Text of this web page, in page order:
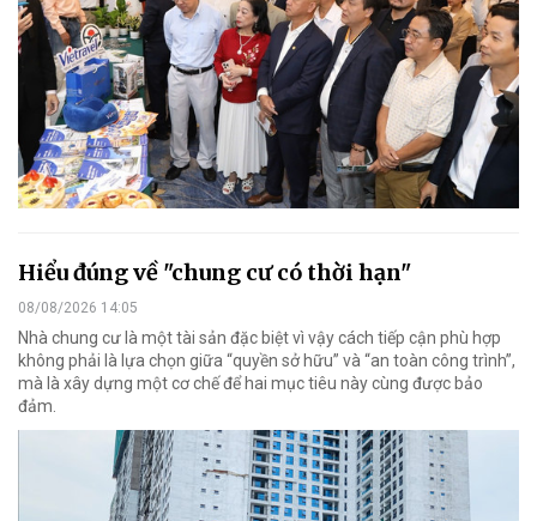
Hiểu đúng về "chung cư có thời hạn"
08/08/2026 14:05
Nhà chung cư là một tài sản đặc biệt vì vậy cách tiếp cận phù hợp
không phải là lựa chọn giữa “quyền sở hữu” và “an toàn công trình”,
mà là xây dựng một cơ chế để hai mục tiêu này cùng được bảo
đảm.